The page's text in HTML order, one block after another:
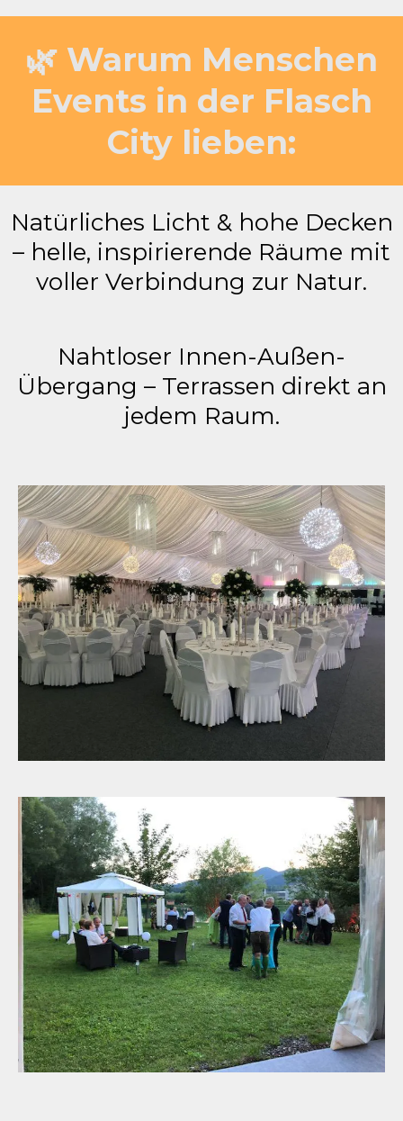
🌿 Warum Menschen
Events in der Flasch
City lieben:
Natürliches Licht & hohe Decken
– helle, inspirierende Räume mit
voller Verbindung zur Natur.
Nahtloser Innen-Außen-
Übergang – Terrassen direkt an
jedem Raum.